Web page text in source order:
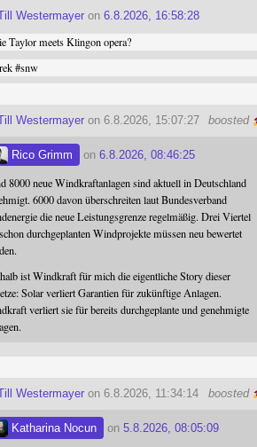
Westermayer on6.8.2026, 16:58:28
Taylor meets Klingon opera?
#snw
boosted
Westermayer on 6.8.2026, 15:07:27
Rico Grimm on6.8.2026, 08:46:25
8000 neue Windkraftanlagen sind aktuell in Deutschland
6000 davon überschreiten laut Bundesverband
die neue Leistungsgrenze regelmäßig. Drei Viertel
durchgeplanten Windprojekte müssen neu bewertet
ist Windkraft für mich die eigentliche Story dieser
Solar verliert Garantien für zukünftige Anlagen.
verliert sie für bereits durchgeplante und genehmigte
boosted
Westermayer on 6.8.2026, 11:34:14
Katharina Nocun on5.8.2026, 08:05:09